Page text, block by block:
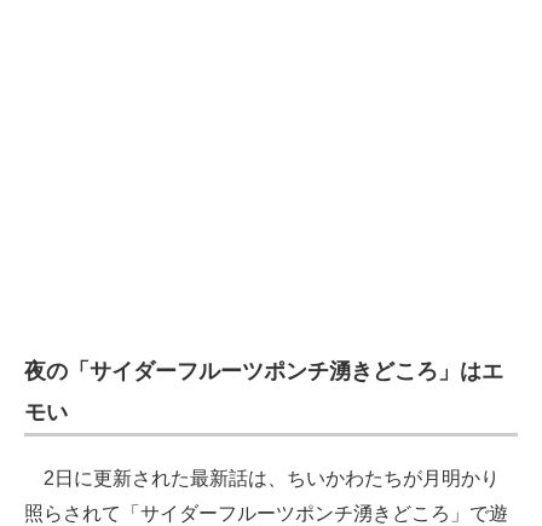
夜の「サイダーフルーツポンチ湧きどころ」はエ
モい
2日に更新された最新話は、ちいかわたちが月明かり
照らされて「サイダーフルーツポンチ湧きどころ」で遊